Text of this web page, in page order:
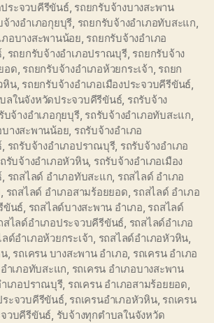
ระจวบคีรีขันธ์, รถยกรับจ้างบางสะพาน
จ้างอำเภอกุยบุรี, รถยกรับจ้างอำเภอทับสะแก,
ภอบางสะพานน้อย, รถยกรับจ้างอำเภอ
, รถยกรับจ้างอำเภอปราณบุรี, รถยกรับจ้าง
อด, รถยกรับจ้างอำเภอห้วยกระเจ้า, รถยก
หิน, รถยกรับจ้างอำเภอเมืองประจวบคีรีขันธ์,
ลในจังหวัดประจวบคีรีขันธ์, รถรับจ้าง
บจ้างอำเภอกุยบุรี, รถรับจ้างอำเภอทับสะแก,
บางสะพานน้อย, รถรับจ้างอำเภอ
, รถรับจ้างอำเภอปราณบุรี, รถรับจ้างอำเภอ
รับจ้างอำเภอหัวหิน, รถรับจ้างอำเภอเมือง
, รถสไลด์ อำเภอทับสะแก, รถสไลด์ อำเภอ
, รถสไลด์ อำเภอสามร้อยยอด, รถสไลด์ อำเภอ
ขันธ์, รถสไลด์บางสะพาน อำเภอ, รถสไลด์
สไลด์อำเภอประจวบคีรีขันธ์, รถสไลด์อำเภอ
ด์อำเภอห้วยกระเจ้า, รถสไลด์อำเภอหัวหิน,
, รถเครน บางสะพาน อำเภอ, รถเครน อำเภอ
ำเภอทับสะแก, รถเครน อำเภอบางสะพาน
ำเภอปราณบุรี, รถเครน อำเภอสามร้อยยอด,
ระจวบคีรีขันธ์, รถเครนอำเภอหัวหิน, รถเครน
จวบคีรีขันธ์, รับจ้างทุกตำบลในจังหวัด